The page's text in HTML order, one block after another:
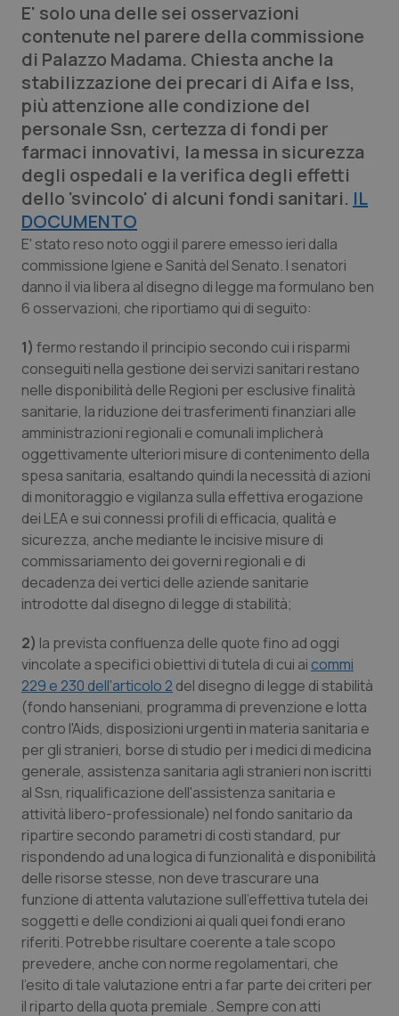
QS Pro
Professionisti Sanitari.AI
Abruzzo
Basilicata
Calabria
Campania
Emilia-Romagna
Friuli Venezia Giulia
Lazio
Liguria
Lombardia
Marche
Molise
Piemonte
Provincia Autonoma di Bolzano
Provincia Autonoma di Trento
Puglia
Sardegna
Sicilia
Toscana
Umbria
QS Pro Gold
Artrite & artrosi
Asma & BPCO
Car-T
Colesterolo & coronaropatie
Dermatite Atopica
Diabete & glucometri
Disturbi dell’umore
Dolore
Donna & Salute
Epatiti
HIV
Infezioni & Febbre
Ipertensione & Scompenso
Malattie rare
Malattia di Crohn & Rettocolite Ulcerosa
Neuroscienze & patologie neurodegenerative
Obesità
Oftalmologia
QS Club Newsletter
E' solo una delle sei osservazioni
contenute nel parere della commissione
di Palazzo Madama. Chiesta anche la
stabilizzazione dei precari di Aifa e Iss,
più attenzione alle condizione del
personale Ssn, certezza di fondi per
farmaci innovativi, la messa in sicurezza
degli ospedali e la verifica degli effetti
dello 'svincolo' di alcuni fondi sanitari. IL
DOCUMENTO
E' stato reso noto oggi il parere emesso ieri dalla
commissione Igiene e Sanità del Senato. I senatori
danno il via libera al disegno di legge ma formulano ben
6 osservazioni, che riportiamo qui di seguito:
1) fermo restando il principio secondo cui i risparmi
conseguiti nella gestione dei servizi sanitari restano
nelle disponibilità delle Regioni per esclusive finalità
sanitarie, la riduzione dei trasferimenti finanziari alle
amministrazioni regionali e comunali implicherà
oggettivamente ulteriori misure di contenimento della
spesa sanitaria, esaltando quindi la necessità di azioni
di monitoraggio e vigilanza sulla effettiva erogazione
dei LEA e sui connessi profili di efficacia, qualità e
sicurezza, anche mediante le incisive misure di
commissariamento dei governi regionali e di
decadenza dei vertici delle aziende sanitarie
introdotte dal disegno di legge di stabilità;
2) la prevista confluenza delle quote fino ad oggi
vincolate a specifici obiettivi di tutela di cui ai commi
229 e 230 dell'articolo 2 del disegno di legge di stabilità
(fondo hanseniani, programma di prevenzione e lotta
contro l'Aids, disposizioni urgenti in materia sanitaria e
per gli stranieri, borse di studio per i medici di medicina
generale, assistenza sanitaria agli stranieri non iscritti
al Ssn, riqualificazione dell'assistenza sanitaria e
attività libero-professionale) nel fondo sanitario da
ripartire secondo parametri di costi standard, pur
rispondendo ad una logica di funzionalità e disponibilità
delle risorse stesse, non deve trascurare una
funzione di attenta valutazione sull’effettiva tutela dei
soggetti e delle condizioni ai quali quei fondi erano
riferiti. Potrebbe risultare coerente a tale scopo
prevedere, anche con norme regolamentari, che
l'esito di tale valutazione entri a far parte dei criteri per
il riparto della quota premiale . Sempre con atti